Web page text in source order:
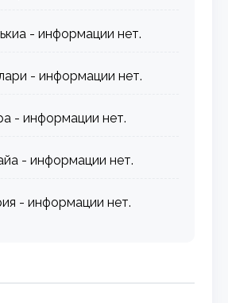
- информации нет.
- информации нет.
- информации нет.
- информации нет.
- информации нет.